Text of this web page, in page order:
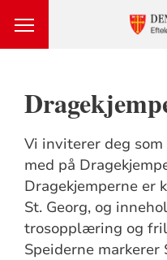
Vi inviterer deg
med på
Dragekjemperne er
St. Georg, og
trosopplæring og
Speiderne markerer